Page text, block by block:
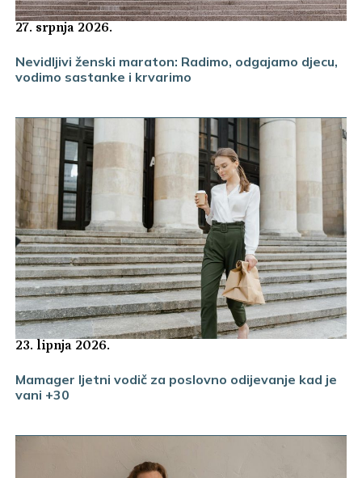
27. srpnja 2026.
Nevidljivi ženski maraton: Radimo, odgajamo djecu,
vodimo sastanke i krvarimo
23. lipnja 2026.
Mamager ljetni vodič za poslovno odijevanje kad je
vani +30